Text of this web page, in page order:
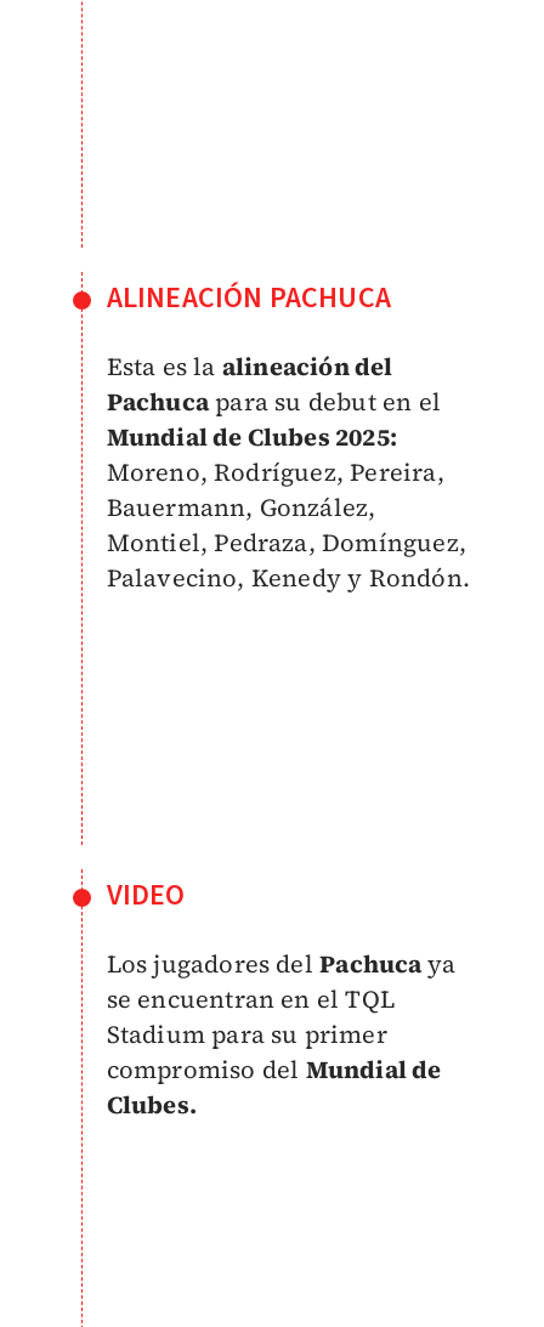
ALINEACIÓN PACHUCA
Esta es la alineación del
Pachucapara su debut en el
Mundial de Clubes 2025:
Moreno, Rodríguez, Pereira,
Bauermann, González,
Montiel, Pedraza, Domínguez,
Palavecino, Kenedy y Rondón.
VIDEO
Los jugadores delPachucaya
se encuentran en el TQL
Stadium para su primer
compromiso del Mundial de
Clubes.